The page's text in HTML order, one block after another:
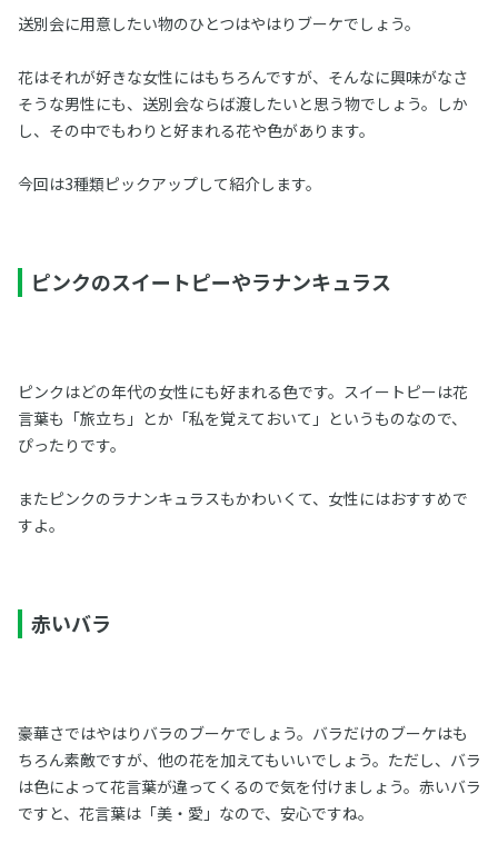
送別会に用意したい物のひとつはやはりブーケでしょう。
花はそれが好きな女性にはもちろんですが、そんなに興味がなさ
そうな男性にも、送別会ならば渡したいと思う物でしょう。しか
し、その中でもわりと好まれる花や色があります。
今回は3種類ピックアップして紹介します。
ピンクのスイートピーやラナンキュラス
ピンクはどの年代の女性にも好まれる色です。スイートピーは花
言葉も「旅立ち」とか「私を覚えておいて」というものなので、
ぴったりです。
またピンクのラナンキュラスもかわいくて、女性にはおすすめで
すよ。
赤いバラ
豪華さではやはりバラのブーケでしょう。バラだけのブーケはも
ちろん素敵ですが、他の花を加えてもいいでしょう。ただし、バラ
は色によって花言葉が違ってくるので気を付けましょう。赤いバラ
ですと、花言葉は「美・愛」なので、安心ですね。